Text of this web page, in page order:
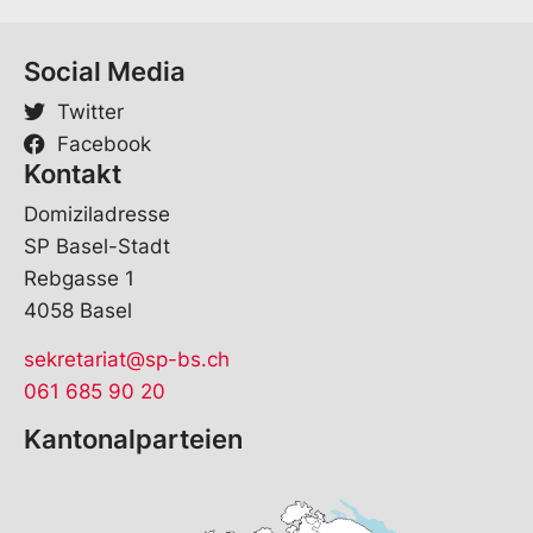
Social Media
Twitter
Facebook
Kontakt
Domiziladresse
SP Basel-Stadt
Rebgasse 1
4058 Basel
sekretariat@sp-bs.ch
061 685 90 20
Kantonalparteien